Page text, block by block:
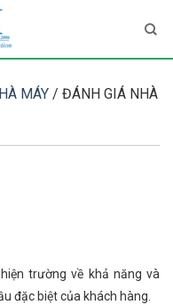
MÁY / ĐÁNH GIÁ NHÀ
trường về khả năng và
đặc biệt của khách hàng.